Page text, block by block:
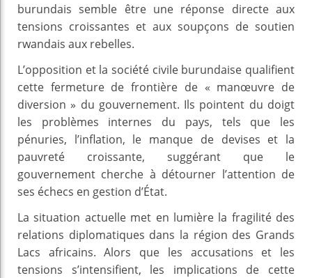
burundais semble être une réponse directe aux
tensions croissantes et aux soupçons de soutien
rwandais aux rebelles.
L’opposition et la société civile burundaise qualifient
cette fermeture de frontière de « manœuvre de
diversion » du gouvernement. Ils pointent du doigt
les problèmes internes du pays, tels que les
pénuries, l’inflation, le manque de devises et la
pauvreté croissante, suggérant que le
gouvernement cherche à détourner l’attention de
ses échecs en gestion d’État.
La situation actuelle met en lumière la fragilité des
relations diplomatiques dans la région des Grands
Lacs africains. Alors que les accusations et les
tensions s’intensifient, les implications de cette